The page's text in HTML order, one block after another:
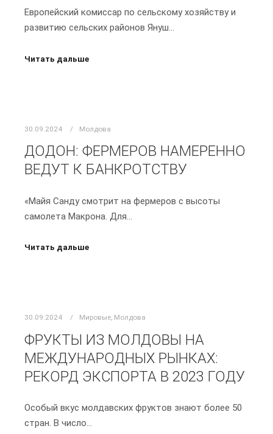
Европейский комиссар по сельскому хозяйству и
развитию сельских районов Януш…
Читать дальше
30.09.2024 Молдова
ДОДОН: ФЕРМЕРОВ НАМЕРЕННО
ВЕДУТ К БАНКРОТСТВУ
«Майя Санду смотрит на фермеров с высоты
самолета Макрона. Для…
Читать дальше
30.09.2024 Мировые, Молдова
ФРУКТЫ ИЗ МОЛДОВЫ НА
МЕЖДУНАРОДНЫХ РЫНКАХ:
РЕКОРД ЭКСПОРТА В 2023 ГОДУ
Особый вкус молдавских фруктов знают более 50
стран. В число…